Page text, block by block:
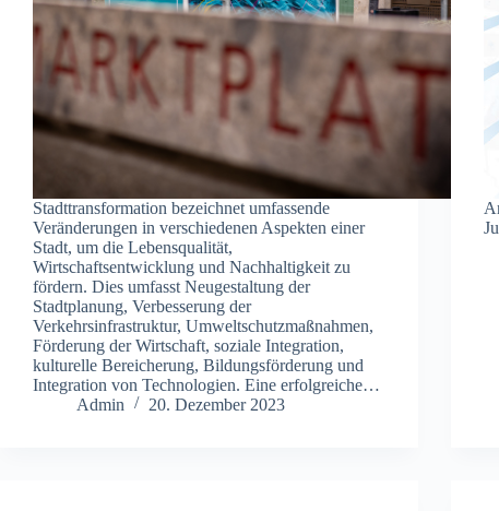
Stadttransformation bezeichnet umfassende
Veränderungen in verschiedenen Aspekten einer
Stadt, um die Lebensqualität,
Wirtschaftsentwicklung und Nachhaltigkeit zu
fördern. Dies umfasst Neugestaltung der
Stadtplanung, Verbesserung der
Verkehrsinfrastruktur, Umweltschutzmaßnahmen,
Förderung der Wirtschaft, soziale Integration,
kulturelle Bereicherung, Bildungsförderung und
Integration von Technologien. Eine erfolgreiche…
Admin
20. Dezember 2023